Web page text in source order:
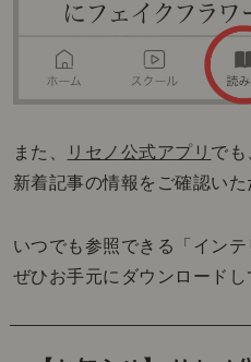
また、 リセノ公式アプリ でも
新着記事の情報をご確認いた
いつでも参照できる「インテ
ぜひお手元にダウンロードし